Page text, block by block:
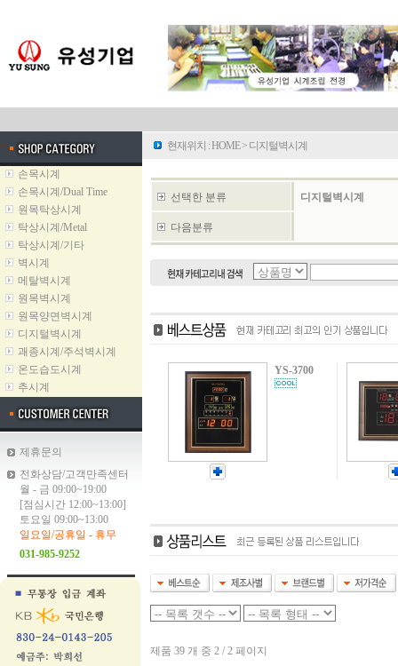
손목시계
손목시계/Dual Time
원목탁상시계
탁상시계/Metal
탁상시계/기타
벽시계
메탈벽시계
원목벽시계
원목양면벽시계
디지털벽시계
괘종시계/주석벽시계
온도습도시계
추시계
제휴문의
전화상담/고객만족센터
월 - 금 09:00~19:00
[점심시간 12:00~13:00]
토요일 09:00~13:00
일요일/공휴일 - 휴무
031-985-9252
현재위치 :HOME > 디지털벽시계
선택한 분류 디지털벽시계
다음분류
YS-3700
제품 39 개 중 2 / 2 페이지